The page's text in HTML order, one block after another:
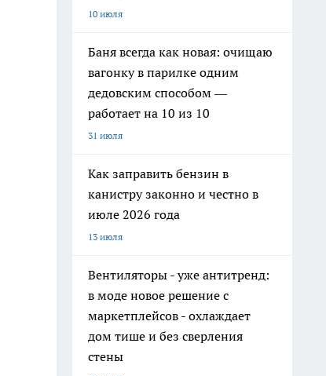
10 июля
Баня всегда как новая: очищаю
вагонку в парилке одним
дедовским способом —
работает на 10 из 10
31 июля
Как заправить бензин в
канистру законно и честно в
июле 2026 года
13 июля
Вентиляторы - уже антитренд:
в моде новое решение с
маркетплейсов - охлаждает
дом тише и без сверления
стены